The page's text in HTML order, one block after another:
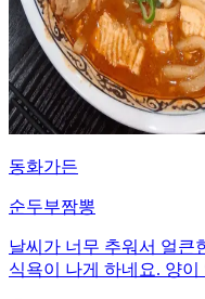
동화가든
순두부짬뽕
날씨가 너무 추워서 얼큰
식욕이 나게 하네요. 양